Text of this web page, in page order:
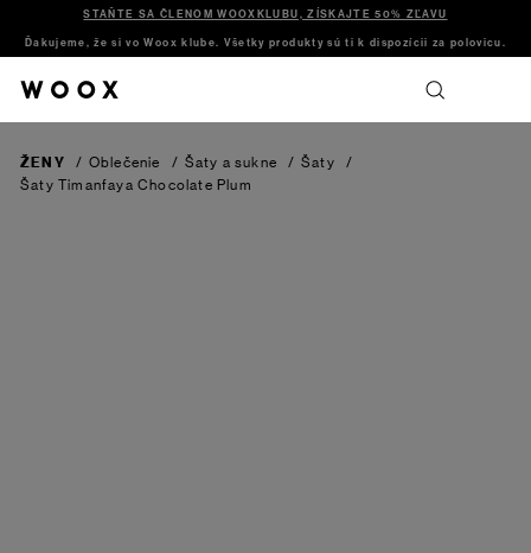
STAŇTE SA ČLENOM WOOXKLUBU, ZÍSKAJTE 50% ZĽAVU
Ďakujeme, že si vo Woox klube. Všetky produkty sú ti k dispozícii za polovicu.
ŽENY / Oblečenie / Šaty a sukne / Šaty
/
Šaty Timanfaya Chocolate Plum